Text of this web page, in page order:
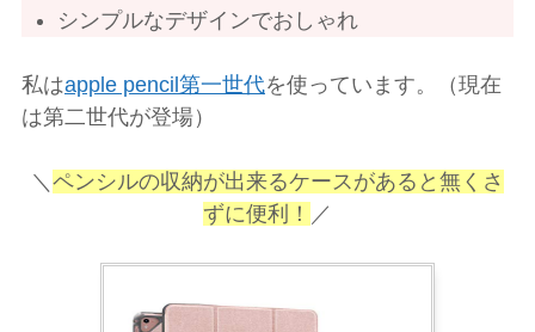
シンプルなデザインでおしゃれ
私はapple pencil第一世代を使っています。（現在
は第二世代が登場）
＼ ペンシルの収納が出来るケースがあると無くさ
ずに便利！ ／